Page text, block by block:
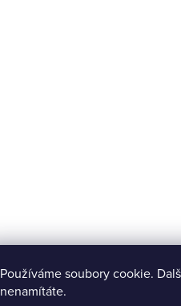
Používáme soubory cookie.
nenamítáte.